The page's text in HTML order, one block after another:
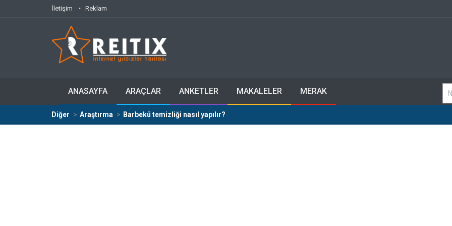
İletişim Reklam
ANASAYFA ARAÇLAR ANKETLER MAKALELER MERAK
Diğer Araştırma Barbekü temizliği nasıl yapılır?